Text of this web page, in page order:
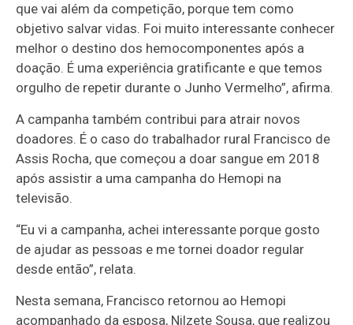
que vai além da competição, porque tem como
objetivo salvar vidas. Foi muito interessante conhecer
melhor o destino dos hemocomponentes após a
doação. É uma experiência gratificante e que temos
orgulho de repetir durante o Junho Vermelho”, afirma.
A campanha também contribui para atrair novos
doadores. É o caso do trabalhador rural Francisco de
Assis Rocha, que começou a doar sangue em 2018
após assistir a uma campanha do Hemopi na
televisão.
“Eu vi a campanha, achei interessante porque gosto
de ajudar as pessoas e me tornei doador regular
desde então”, relata.
Nesta semana, Francisco retornou ao Hemopi
acompanhado da esposa, Nilzete Sousa, que realizou